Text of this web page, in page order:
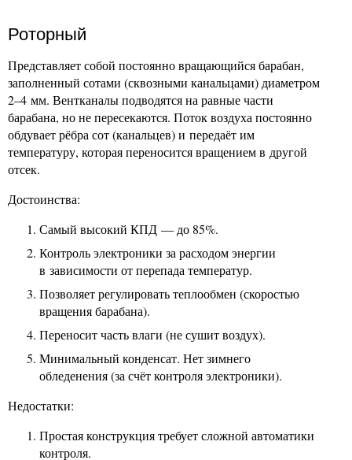
Роторный
Представляет собой постоянно вращающийся барабан,
заполненный сотами (сквозными канальцами) диаметром
2–4 мм. Вентканалы подводятся на равные части
барабана, но не пересекаются. Поток воздуха постоянно
обдувает рёбра сот (канальцев) и передаёт им
температуру, которая переносится вращением в другой
отсек.
Достоинства:
Самый высокий КПД — до 85%.
Контроль электроники за расходом энергии
в зависимости от перепада температур.
Позволяет регулировать теплообмен (скоростью
вращения барабана).
Переносит часть влаги (не сушит воздух).
Минимальный конденсат. Нет зимнего
обледенения (за счёт контроля электроники).
Недостатки:
Простая конструкция требует сложной автоматики
контроля.